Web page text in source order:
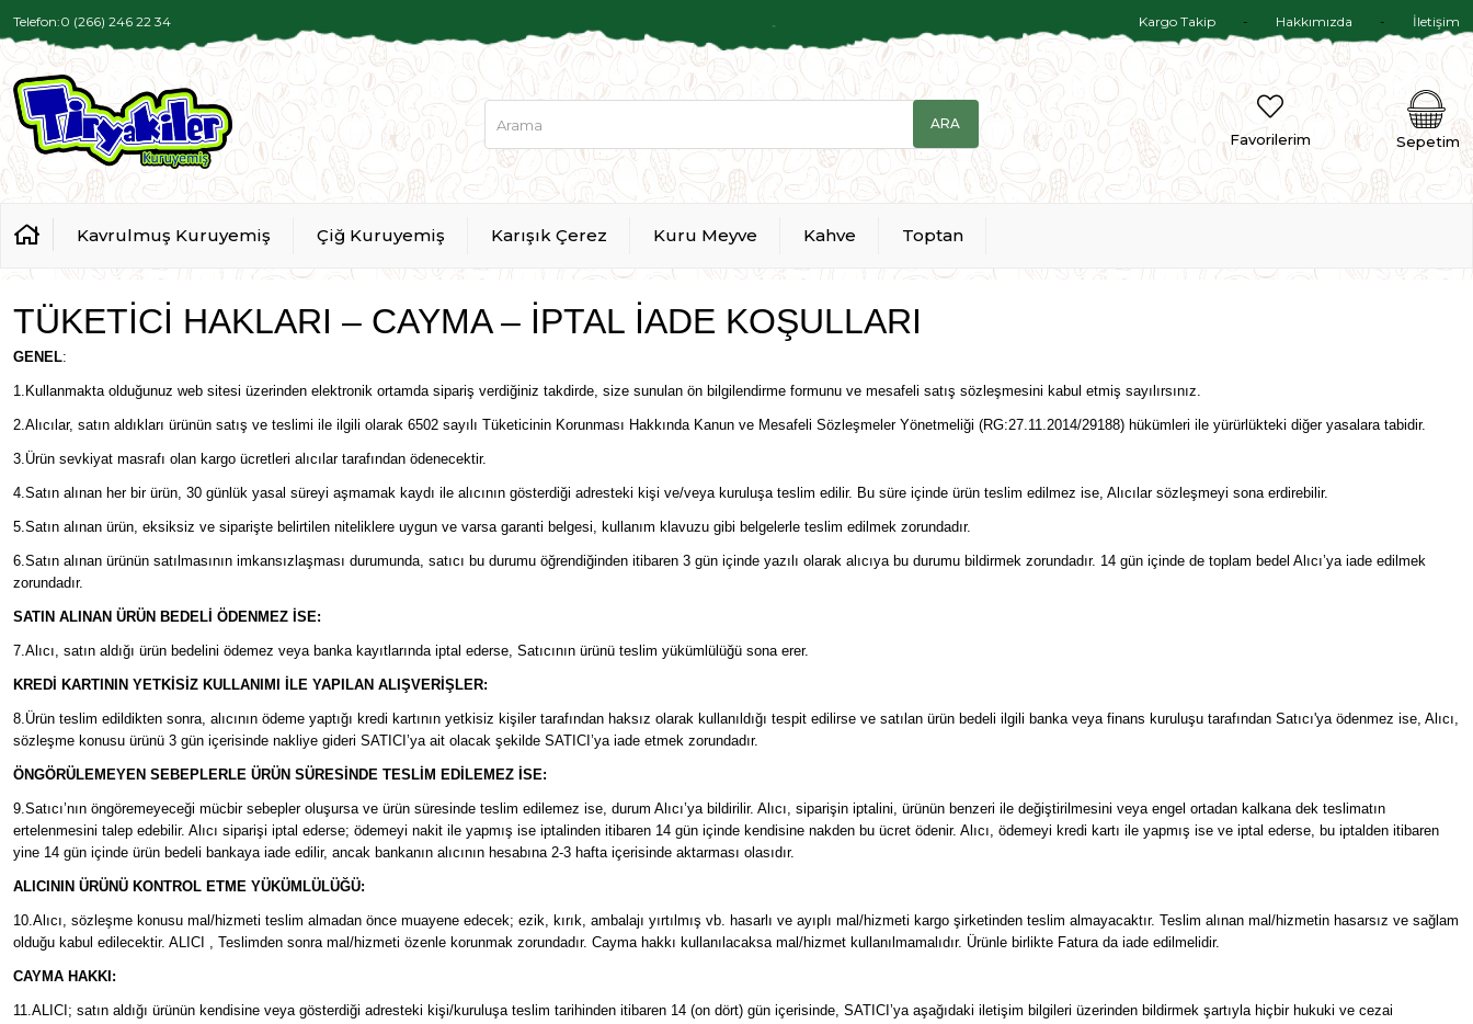
Telefon:0 (266) 246 22 34 Kargo Takip Hakkımızda İletişim
Sepetim
Favorilerim
Kavrulmuş Kuruyemiş Çiğ Kuruyemiş Karışık Çerez Kuru Meyve Kahve Toptan
TÜKETİCİ HAKLARI – CAYMA – İPTAL İADE KOŞULLARI
GENEL:
1.Kullanmakta olduğunuz web sitesi üzerinden elektronik ortamda sipariş verdiğiniz takdirde, size sunulan ön bilgilendirme formunu ve mesafeli satış sözleşmesini kabul etmiş sayılırsınız.
2.Alıcılar, satın aldıkları ürünün satış ve teslimi ile ilgili olarak 6502 sayılı Tüketicinin Korunması Hakkında Kanun ve Mesafeli Sözleşmeler Yönetmeliği (RG:27.11.2014/29188) hükümleri ile yürürlükteki diğer yasalara tabidir.
3.Ürün sevkiyat masrafı olan kargo ücretleri alıcılar tarafından ödenecektir.
4.Satın alınan her bir ürün, 30 günlük yasal süreyi aşmamak kaydı ile alıcının gösterdiği adresteki kişi ve/veya kuruluşa teslim edilir. Bu süre içinde ürün teslim edilmez ise, Alıcılar sözleşmeyi sona erdirebilir.
5.Satın alınan ürün, eksiksiz ve siparişte belirtilen niteliklere uygun ve varsa garanti belgesi, kullanım klavuzu gibi belgelerle teslim edilmek zorundadır.
6.Satın alınan ürünün satılmasının imkansızlaşması durumunda, satıcı bu durumu öğrendiğinden itibaren 3 gün içinde yazılı olarak alıcıya bu durumu bildirmek zorundadır. 14 gün içinde de toplam bedel Alıcı’ya iade edilmek
zorundadır.
SATIN ALINAN ÜRÜN BEDELİ ÖDENMEZ İSE:
7.Alıcı, satın aldığı ürün bedelini ödemez veya banka kayıtlarında iptal ederse, Satıcının ürünü teslim yükümlülüğü sona erer.
KREDİ KARTININ YETKİSİZ KULLANIMI İLE YAPILAN ALIŞVERİŞLER:
8.Ürün teslim edildikten sonra, alıcının ödeme yaptığı kredi kartının yetkisiz kişiler tarafından haksız olarak kullanıldığı tespit edilirse ve satılan ürün bedeli ilgili banka veya finans kuruluşu tarafından Satıcı'ya ödenmez ise, Alıcı,
sözleşme konusu ürünü 3 gün içerisinde nakliye gideri SATICI’ya ait olacak şekilde SATICI’ya iade etmek zorundadır.
ÖNGÖRÜLEMEYEN SEBEPLERLE ÜRÜN SÜRESİNDE TESLİM EDİLEMEZ İSE:
9.Satıcı’nın öngöremeyeceği mücbir sebepler oluşursa ve ürün süresinde teslim edilemez ise, durum Alıcı’ya bildirilir. Alıcı, siparişin iptalini, ürünün benzeri ile değiştirilmesini veya engel ortadan kalkana dek teslimatın
ertelenmesini talep edebilir. Alıcı siparişi iptal ederse; ödemeyi nakit ile yapmış ise iptalinden itibaren 14 gün içinde kendisine nakden bu ücret ödenir. Alıcı, ödemeyi kredi kartı ile yapmış ise ve iptal ederse, bu iptalden itibaren
yine 14 gün içinde ürün bedeli bankaya iade edilir, ancak bankanın alıcının hesabına 2-3 hafta içerisinde aktarması olasıdır.
ALICININ ÜRÜNÜ KONTROL ETME YÜKÜMLÜLÜĞÜ:
10.Alıcı, sözleşme konusu mal/hizmeti teslim almadan önce muayene edecek; ezik, kırık, ambalajı yırtılmış vb. hasarlı ve ayıplı mal/hizmeti kargo şirketinden teslim almayacaktır. Teslim alınan mal/hizmetin hasarsız ve sağlam
olduğu kabul edilecektir. ALICI , Teslimden sonra mal/hizmeti özenle korunmak zorundadır. Cayma hakkı kullanılacaksa mal/hizmet kullanılmamalıdır. Ürünle birlikte Fatura da iade edilmelidir.
CAYMA HAKKI:
11.ALICI; satın aldığı ürünün kendisine veya gösterdiği adresteki kişi/kuruluşa teslim tarihinden itibaren 14 (on dört) gün içerisinde, SATICI’ya aşağıdaki iletişim bilgileri üzerinden bildirmek şartıyla hiçbir hukuki ve cezai